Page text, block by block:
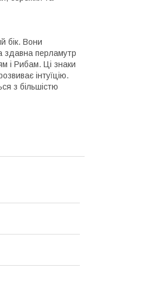
бік. Вони
здавна перламутр
і Рибам. Ці знаки
інтуїцію.
з більшістю